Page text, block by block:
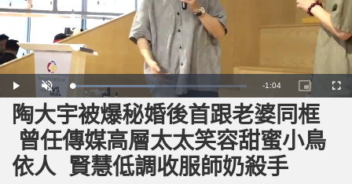
P
l
a
y
U
n
u
t
e
L
o
a
d
e
d
:
4
7
.
9
9
R
e
m
a
-1:04
P
i
c
t
u
-
i
F
u
陶大宇被爆秘婚後首跟老婆同框
曾任傳媒高層太太笑容甜蜜小鳥
依人 賢慧低調收服師奶殺手